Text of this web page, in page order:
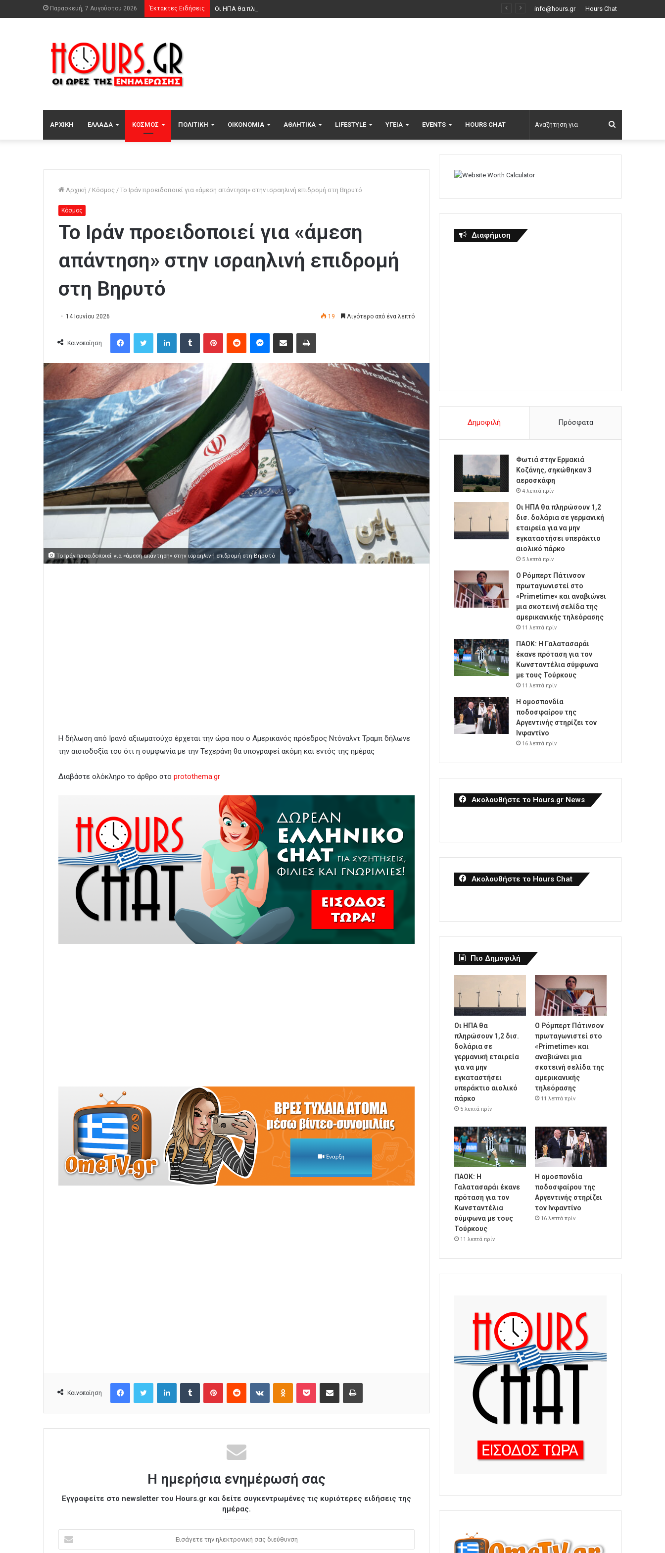
Παρασκευή, 7 Αυγούστου 2026 Έκτακτες Ειδήσεις info@hours.gr Hours Chat
ΑΡΧΙΚΉ ΕΛΛΆΔΑ ΚΌΣΜΟΣ ΠΟΛΙΤΙΚΉ ΟΙΚΟΝΟΜΊΑ ΑΘΛΗΤΙΚΆ LIFESTYLE ΥΓΕΊΑ EVENTS HOURS CHAT
για
Αρχική / Κόσμος / Το Ιράν προειδοποιεί για «άμεση απάντηση» στην ισραηλινή επιδρομή στη Βηρυτό
Κόσμος
Το Ιράν προειδοποιεί για «άμεση
απάντηση» στην ισραηλινή επιδρομή
στη Βηρυτό
14 Ιουνίου 2026 19 Λιγότερο από ένα λεπτό
Κοινοποίηση
Το Ιράν προειδοποιεί για «άμεση απάντηση» στην ισραηλινή επιδρομή στη Βηρυτό
Η δήλωση από Ιρανό αξιωματούχο έρχεται την ώρα που ο Αμερικανός πρόεδρος Ντόναλντ Τραμπ δήλωνε
την αισιοδοξία του ότι η συμφωνία με την Τεχεράνη θα υπογραφεί ακόμη και εντός της ημέρας
Διαβάστε ολόκληρο το άρθρο στο protothema.gr
Κοινοποίηση
Η ημερήσια ενημέρωσή σας
Εγγραφείτε στο newsletter του Hours.gr και δείτε συγκεντρωμένες τις κυριότερες ειδήσεις της
ημέρας.
Διαφήμιση
Δημοφιλή Πρόσφατα
Φωτιά στην Ερμακιά
Κοζάνης, σηκώθηκαν 3
αεροσκάφη
4 λεπτά πρίν
Οι ΗΠΑ θα πληρώσουν 1,2
δισ. δολάρια σε γερμανική
εταιρεία για να μην
εγκαταστήσει υπεράκτιο
αιολικό πάρκο
5 λεπτά πρίν
Ο Ρόμπερτ Πάτινσον
πρωταγωνιστεί στο
«Primetime» και αναβιώνει
μια σκοτεινή σελίδα της
αμερικανικής τηλεόρασης
11 λεπτά πρίν
ΠΑΟΚ: Η Γαλατασαράι
έκανε πρόταση για τον
Κωνσταντέλια σύμφωνα
με τους Τούρκους
11 λεπτά πρίν
Η ομοσπονδία
ποδοσφαίρου της
Αργεντινής στηρίζει τον
Ινφαντίνο
16 λεπτά πρίν
Ακολουθήστε το Hours.gr News
Ακολουθήστε το Hours Chat
Πιο Δημοφιλή
Οι ΗΠΑ θα
πληρώσουν 1,2 δισ.
δολάρια σε
γερμανική εταιρεία
για να μην
εγκαταστήσει
υπεράκτιο αιολικό
πάρκο
5 λεπτά πρίν
Ο Ρόμπερτ Πάτινσον
πρωταγωνιστεί στο
«Primetime» και
αναβιώνει μια
σκοτεινή σελίδα της
αμερικανικής
τηλεόρασης
11 λεπτά πρίν
ΠΑΟΚ: Η
Γαλατασαράι έκανε
πρόταση για τον
Κωνσταντέλια
σύμφωνα με τους
Τούρκους
11 λεπτά πρίν
Η ομοσπονδία
ποδοσφαίρου της
Αργεντινής στηρίζει
τον Ινφαντίνο
16 λεπτά πρίν